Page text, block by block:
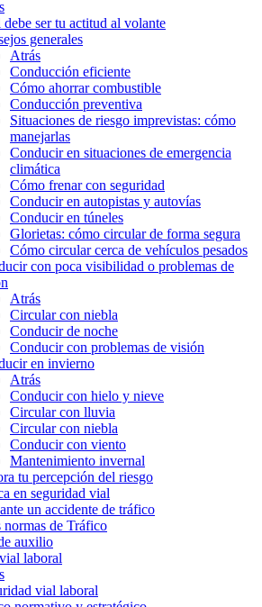
debe ser tu actitud al volante
generales
Atrás
Conducción eficiente
Cómo ahorrar combustible
Conducción preventiva
Situaciones de riesgo imprevistas: cómo
manejarlas
Conducir en situaciones de emergencia
climática
Cómo frenar con seguridad
Conducir en autopistas y autovías
Conducir en túneles
Glorietas: cómo circular de forma segura
Cómo circular cerca de vehículos pesados
con poca visibilidad o problemas de
Atrás
Circular con niebla
Conducir de noche
Conducir con problemas de visión
en invierno
Atrás
Conducir con hielo y nieve
Circular con lluvia
Circular con niebla
Conducir con viento
Mantenimiento invernal
tu percepción del riesgo
en seguridad vial
un accidente de tráfico
normas de Tráfico
auxilio
laboral
vial laboral